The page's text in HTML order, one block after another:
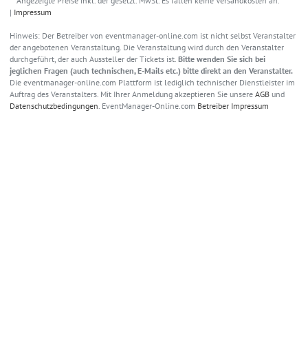
| Impressum
Hinweis: Der Betreiber von eventmanager-online.com ist nicht selbst Veranstalter
der angebotenen Veranstaltung. Die Veranstaltung wird durch den Veranstalter
durchgeführt, der auch Aussteller der Tickets ist. Bitte wenden Sie sich bei
jeglichen Fragen (auch technischen, E-Mails etc.) bitte direkt an den Veranstalter.
Die eventmanager-online.com Plattform ist lediglich technischer Dienstleister im
Auftrag des Veranstalters. Mit Ihrer Anmeldung akzeptieren Sie unsere AGBund
Datenschutzbedingungen. EventManager-Online.com Betreiber Impressum